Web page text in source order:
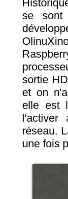
se sont
sortie
et on
elle est
l'activer
réseau.
une fois